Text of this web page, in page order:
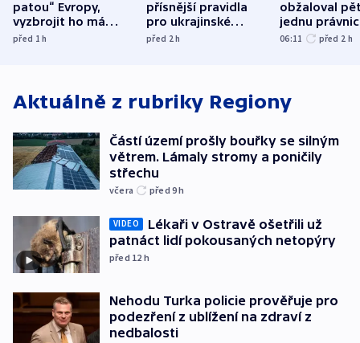
patou“ Evropy,
vyzbrojit ho má
Francie
před 1h
přísnější pravidla
pro ukrajinské
uprchlíky
před 2h
obžaloval
jednu
osobu v
06:11 před 2 h
Aktuálně z rubriky Regiony
Částí území prošly bouřky se silným
větrem. Lámaly stromy a poničily
střechu
včera před 9h
VIDEO
Lékaři v Ostravě ošetřili už
patnáct lidí pokousaných netopýry
před 12 h
Nehodu Turka policie prověřuje pro
podezření z ublížení na zdraví z
nedbalosti